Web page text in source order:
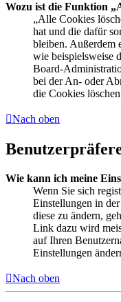
Wozu ist die Funktion
„Alle Cookies
hat und die dafür
bleiben. Außerdem
wie beispielsweise
Board-
bei der An- oder
die Cookies
Nach oben
Wie kann ich meine
Wenn Sie sich
Einstellungen in
diese zu ändern,
Link dazu wird
auf Ihren
Einstellungen
Nach oben